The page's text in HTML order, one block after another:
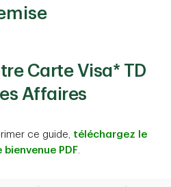
Carte Visa* TD
Affaires
ce guide, téléchargez le
bienvenue PDF.